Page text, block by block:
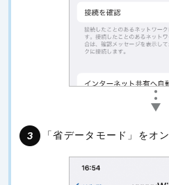
「省データモード」をオン